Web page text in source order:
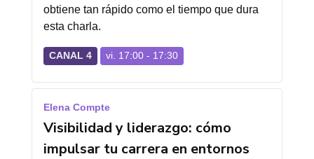
obtiene tan rápido como el tiempo que dura
esta charla.
CANAL 4 vi. 17:00 - 17:30
Elena Compte
Visibilidad y liderazgo: cómo
impulsar tu carrera en entornos